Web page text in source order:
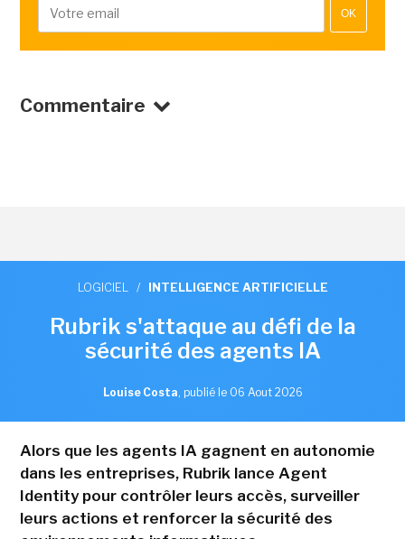
OK
Commentaire
LOGICIEL / INTELLIGENCE ARTIFICIELLE
Rubrik s'attaque au défi de la
sécurité des agents IA
Louise Costa, publié le 06 Aout 2026
Alors que les agents IA gagnent en autonomie
dans les entreprises, Rubrik lance Agent
Identity pour contrôler leurs accès, surveiller
leurs actions et renforcer la sécurité des